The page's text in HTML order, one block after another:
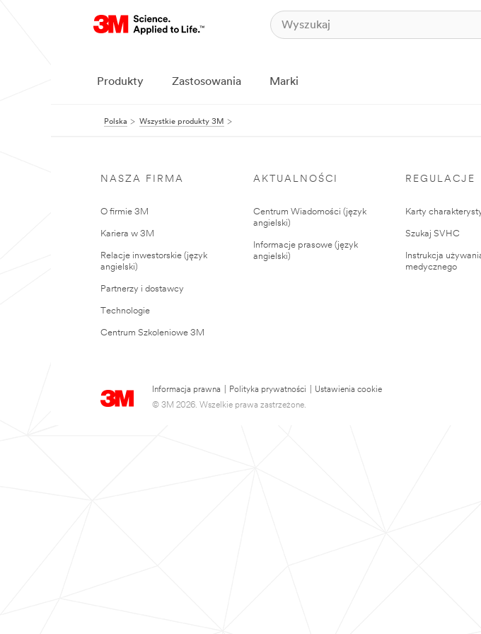
Produkty Zastosowania Marki
Polska Wszystkie produkty 3M
NASZA FIRMA
O firmie 3M
Kariera w 3M
Relacje inwestorskie (język
angielski)
Partnerzy i dostawcy
Technologie
Centrum Szkoleniowe 3M
AKTUALNOŚCI
Centrum Wiadomości (język
angielski)
Informacje prasowe (język
angielski)
REGULACJE
Karty
Szukaj SVHC
Instrukcja
medycznego
Informacja prawna Polityka prywatności
Ustawienia cookie
© 3M 2026. Wszelkie prawa zastrzeżone.